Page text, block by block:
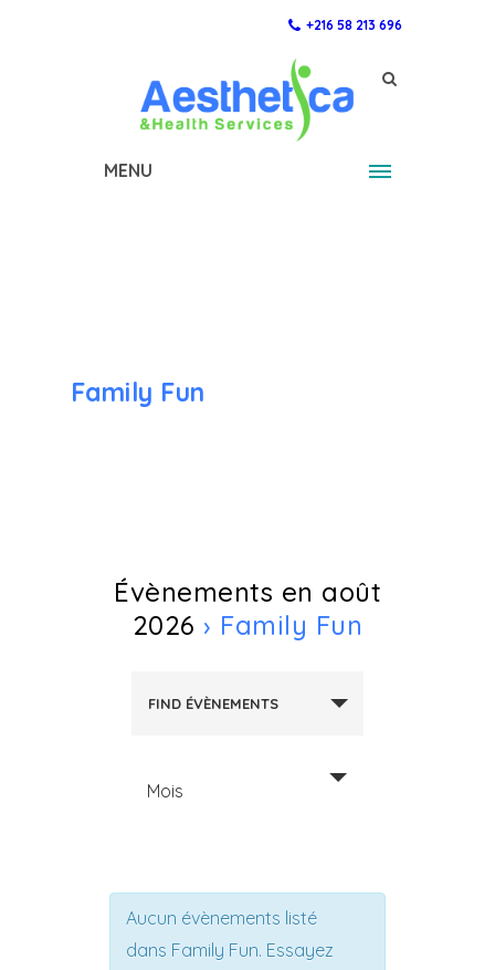
+216 58 213 696
MENU
Family Fun
Évènements en août
2026 › Family Fun
FIND ÉVÈNEMENTS
Mois
Aucun évènements listé
dans Family Fun. Essayez